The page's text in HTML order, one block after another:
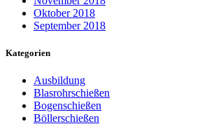
Oktober 2018
September 2018
Kategorien
Ausbildung
Blasrohrschießen
Bogenschießen
Böllerschießen